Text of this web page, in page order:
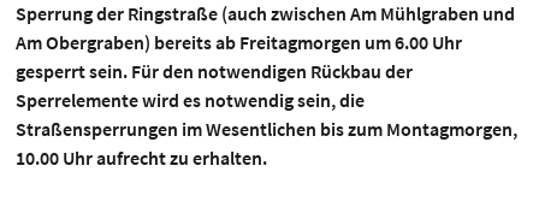
Sperrung der Ringstraße (auch zwischen Am Mühlgraben und
Am Obergraben) bereits ab Freitagmorgen um 6.00 Uhr
gesperrt sein. Für den notwendigen Rückbau der
Sperrelemente wird es notwendig sein, die
Straßensperrungen im Wesentlichen bis zum Montagmorgen,
10.00 Uhr aufrecht zu erhalten.